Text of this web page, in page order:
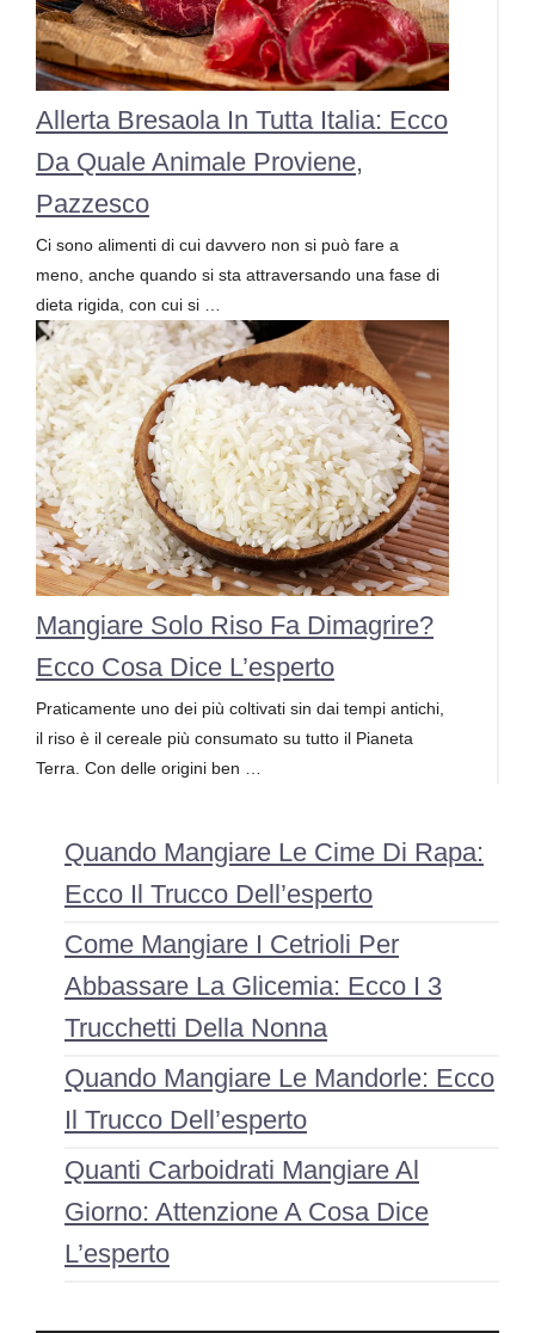
Allerta Bresaola In Tutta Italia: Ecco
Da Quale Animale Proviene,
Pazzesco
Ci sono alimenti di cui davvero non si può fare a
meno, anche quando si sta attraversando una fase di
dieta rigida, con cui si …
Mangiare Solo Riso Fa Dimagrire?
Ecco Cosa Dice L’esperto
Praticamente uno dei più coltivati sin dai tempi antichi,
il riso è il cereale più consumato su tutto il Pianeta
Terra. Con delle origini ben …
Quando Mangiare Le Cime Di Rapa:
Ecco Il Trucco Dell’esperto
Come Mangiare I Cetrioli Per
Abbassare La Glicemia: Ecco I 3
Trucchetti Della Nonna
Quando Mangiare Le Mandorle: Ecco
Il Trucco Dell’esperto
Quanti Carboidrati Mangiare Al
Giorno: Attenzione A Cosa Dice
L’esperto